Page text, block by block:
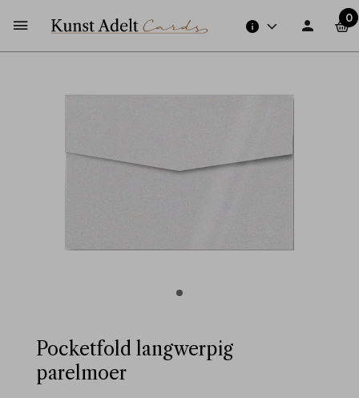
0
Pocketfold langwerpig
parelmoer